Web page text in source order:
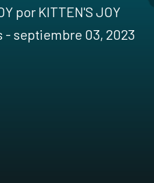
por KITTEN'S JOY
- septiembre 03, 2023